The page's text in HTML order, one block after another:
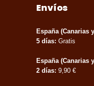
Envíos
España (Canarias
5 días: Gratis
España (Canarias
2 días: 9,90 €